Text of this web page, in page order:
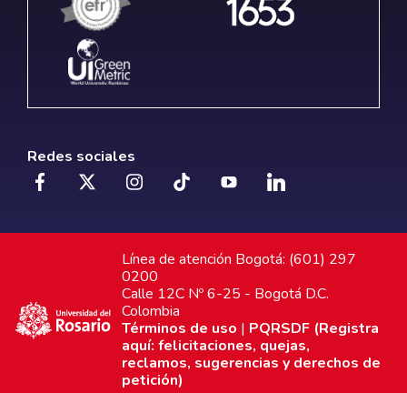
Redes sociales
Línea de atención Bogotá: (601) 297
0200
Calle 12C Nº 6-25 - Bogotá D.C.
Colombia
Términos de uso | PQRSDF (Registra
aquí: felicitaciones, quejas,
reclamos, sugerencias y derechos de
petición)